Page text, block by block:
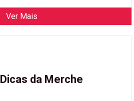
Ver Mais
Dicas da Merche